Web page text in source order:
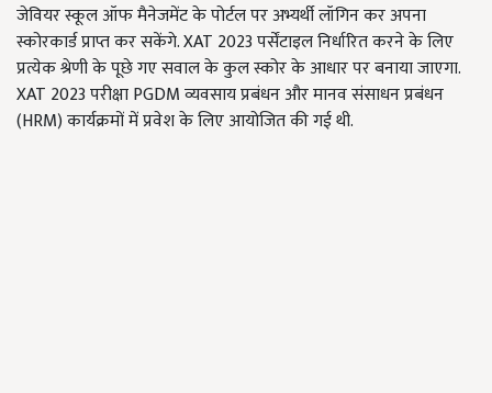
जेवियर स्कूल ऑफ मैनेजमेंट केपोर्टल पर अभ्यर्थी लॉगिन कर अपना
स्कोरकार्ड प्राप्त कर सकेंगे. XAT 2023 पर्सेंटाइल निर्धारित करने के लिए
प्रत्येक श्रेणी के पूछे गए सवाल के कुल स्कोर के आधार पर बनाया जाएगा.
XAT 2023 परीक्षा PGDM व्यवसाय प्रबंधन और मानव संसाधन प्रबंधन
(HRM) कार्यक्रमों में प्रवेश के लिए आयोजित की गई थी.